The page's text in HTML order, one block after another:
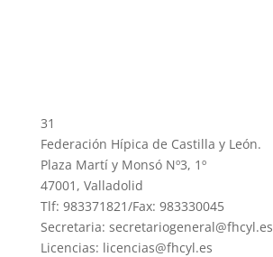
31
Federación Hípica de Castilla y León.
Plaza Martí y Monsó Nº3, 1º
47001, Valladolid
Tlf: 983371821/Fax: 983330045
Secretaria: secretariogeneral@fhcyl.es
Licencias: licencias@fhcyl.es